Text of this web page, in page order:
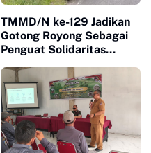
TMMD/N ke-129 Jadikan
Gotong Royong Sebagai
Penguat Solidaritas